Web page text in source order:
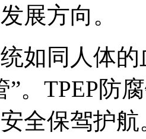
展方向。
如同人体
”。TPEP防
全保驾护